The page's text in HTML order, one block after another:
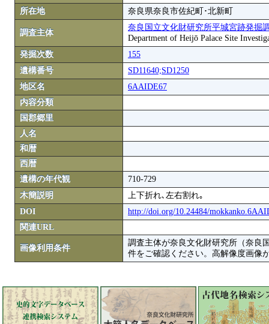
所在地
奈良県奈良市佐紀町･北新町
調査主体
奈良国立文化財研究所平城宮跡発掘
Department of Heijō Palace Site
発掘次数
155
遺構番号
SD11640;SD1250
地区名
6AAIDE67
内容分類
国郡郷里
人名
和暦
西暦
遺構の年代観
710-729
木簡説明
上下折れ､左右割れ｡
DOI
http://doi.org/10.24484/
関連URL
画像利用条件
調査主体が奈良文化財研究所（奈良
件をご確認ください。高解像度画像